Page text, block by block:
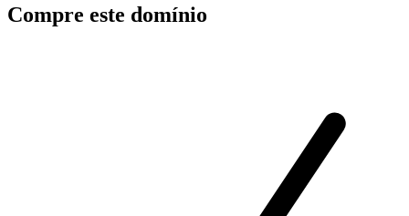
Compre este domínio